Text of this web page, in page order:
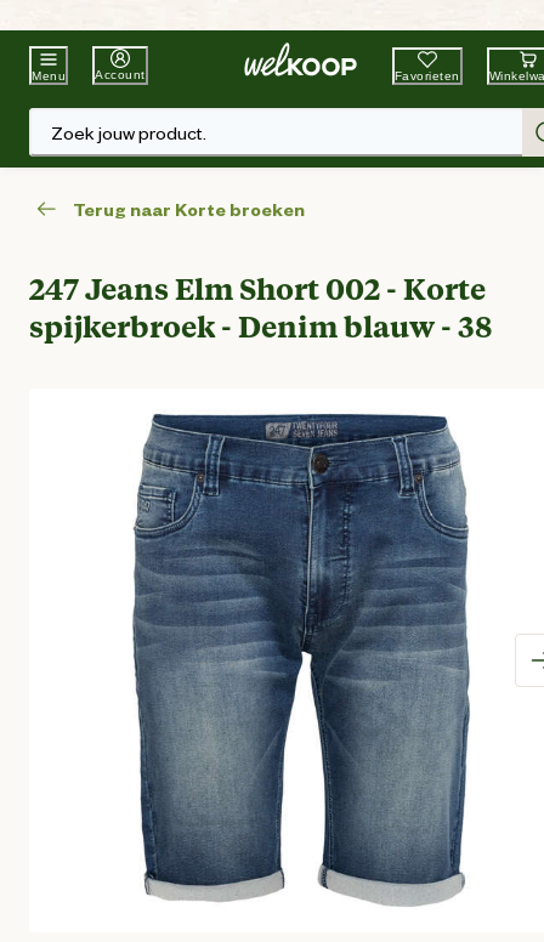
Beste WinkelketenTuin & Dier
Menu Account Favorieten
Zoek jouw product.
Terug naar Korte broeken
247 Jeans Elm Short 002 - Korte
spijkerbroek - Denim blauw - 38